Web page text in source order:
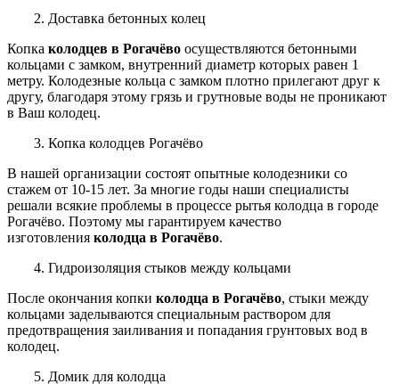
2. Доставка бетонных колец
Копка колодцев в Рогачёво осуществляются бетонными
кольцами с замком, внутренний диаметр которых равен 1
метру. Колодезные кольца с замком плотно прилегают друг к
другу, благодаря этому грязь и грутновые воды не проникают
в Ваш колодец.
3. Копка колодцев Рогачёво
В нашей организации состоят опытные колодезники со
стажем от 10-15 лет. За многие годы наши специалисты
решали всякие проблемы в процессе рытья колодца в городе
Рогачёво. Поэтому мы гарантируем качество
изготовления колодца в Рогачёво.
4. Гидроизоляция стыков между кольцами
После окончания копки колодца в Рогачёво, стыки между
кольцами заделываются специальным раствором для
предотвращения заиливания и попадания грунтовых вод в
колодец.
5. Домик для колодца